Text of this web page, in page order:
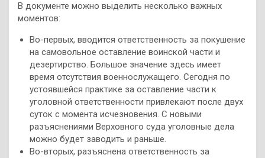
В документе можно выделить несколько важных
моментов:
Во-первых, вводится ответственность за покушение
на самовольное оставление воинской части и
дезертирство. Большое значение здесь имеет
время отсутствия военнослужащего. Сегодня по
устоявшейся практике за оставление части к
уголовной ответственности привлекают после двух
суток с момента исчезновения. С новыми
разъяснениями Верховного суда уголовные дела
можно будет заводить и раньше.
Во-вторых, разъяснена ответственность за